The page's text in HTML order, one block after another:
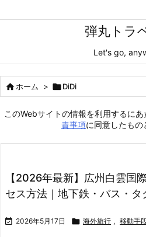
弾丸トラ
Let's go,
ホーム > DiDi
このWebサイトの情報を利用するにあ
責事項に同意したもの
【2026年最新】広州白雲国
セス方法｜地下鉄・バス・タ
 2026年5月17日  海外旅行 , 移動手